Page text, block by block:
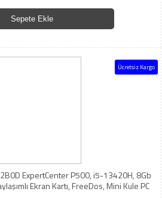
Sepete Ekle
Ücretsiz Kargo
ExpertCenter P500, i5-13420H, 8Gb
Ekran Kartı, FreeDos, Mini Kule PC